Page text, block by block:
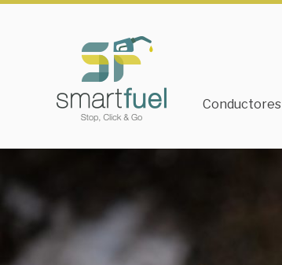
Conductores